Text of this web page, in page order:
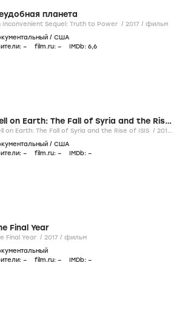
планета
An Inconvenient Sequel: Truth to Power / 2017 / фильм
/ США
– film.ru: – IMDb: 6,6
on Earth: The Fall of Syria and the Rise
ISIS
Hell on Earth: The Fall of Syria and the Rise of ISIS / 2017
/ США
– film.ru: – IMDb: –
Final Year
The Final Year / 2017 / фильм
– film.ru: – IMDb: –